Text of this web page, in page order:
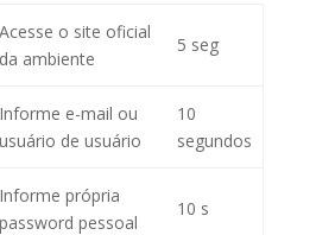
Acesse o site oficial
da ambiente
5 seg
Informe e-mail ou
usuário de usuário
10
segundos
Informe própria
password pessoal
10 s